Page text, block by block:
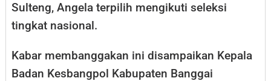
Sulteng, Angela terpilih mengikuti seleksi
tingkat nasional.
Kabar membanggakan ini disampaikan Kepala
Badan Kesbangpol Kabupaten Banggai